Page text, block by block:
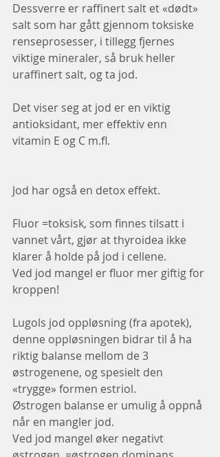
Dessverre er raffinert salt et «dødt»
salt som har gått gjennom toksiske
renseprosesser, i tillegg fjernes
viktige mineraler, så bruk heller
uraffinert salt, og ta jod.
Det viser seg at jod er en viktig
antioksidant, mer effektiv enn
vitamin E og C m.fl.
Jod har også en detox effekt.
Fluor =toksisk, som finnes tilsatt i
vannet vårt, gjør at thyroidea ikke
klarer å holde på jod i cellene.
Ved jod mangel er fluor mer giftig for
kroppen!
Lugols jod oppløsning (fra apotek),
denne oppløsningen bidrar til å ha
riktig balanse mellom de 3
østrogenene, og spesielt den
«trygge» formen estriol.
Østrogen balanse er umulig å oppnå
når en mangler jod.
Ved jod mangel øker negativt